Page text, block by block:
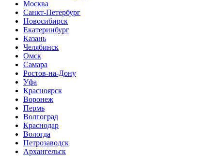
Москва
Санкт-Петербург
Новосибирск
Екатеринбург
Казань
Челябинск
Омск
Самара
Ростов-на-Дону
Уфа
Красноярск
Воронеж
Пермь
Волгоград
Краснодар
Вологда
Петрозаводск
Архангельск